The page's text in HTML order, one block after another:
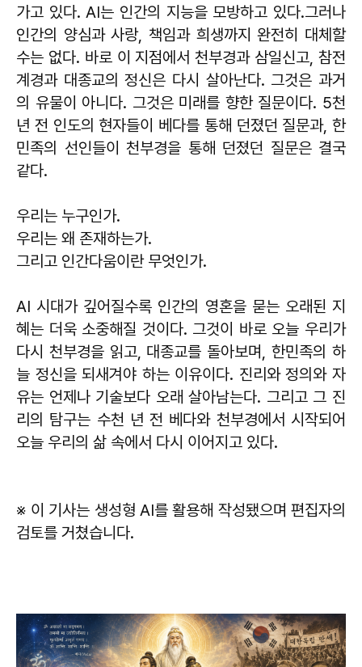
가고 있다. AI는 인간의 지능을 모방하고 있다.그러나
인간의 양심과 사랑, 책임과 희생까지 완전히 대체할
수는 없다. 바로 이 지점에서 천부경과 삼일신고, 참전
계경과 대종교의 정신은 다시 살아난다. 그것은 과거
의 유물이 아니다. 그것은 미래를 향한 질문이다. 5천
년 전 인도의 현자들이 베다를 통해 던졌던 질문과, 한
민족의 선인들이 천부경을 통해 던졌던 질문은 결국
같다.
우리는 누구인가.
우리는 왜 존재하는가.
그리고 인간다움이란 무엇인가.
AI 시대가 깊어질수록 인간의 영혼을 묻는 오래된 지
혜는 더욱 소중해질 것이다. 그것이 바로 오늘 우리가
다시 천부경을 읽고, 대종교를 돌아보며, 한민족의 하
늘 정신을 되새겨야 하는 이유이다. 진리와 정의와 자
유는 언제나 기술보다 오래 살아남는다. 그리고 그 진
리의 탐구는 수천 년 전 베다와 천부경에서 시작되어
오늘 우리의 삶 속에서 다시 이어지고 있다.
※ 이 기사는 생성형 AI를 활용해 작성됐으며 편집자의
검토를 거쳤습니다.